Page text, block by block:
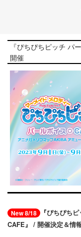
『ぴちぴちピッチ パ
開催
New 8/18
『ぴちぴち
CAFE』 / 開催決定＆情